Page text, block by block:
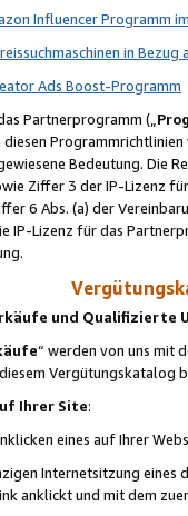
Influencer Programm
in
Ads Boost-Programm
Partnerprogramm („
diesen
Bedeutung. Die
Ziffer 3 der IP-Lizenz
6 Abs. (a) der
IP-Lizenz für das
und Qualifizierte
“ werden von uns mit
Vergütungskatalog
Ihrer Site:
eines auf Ihrer
Internetsitzung eines
anklickt und mit dem